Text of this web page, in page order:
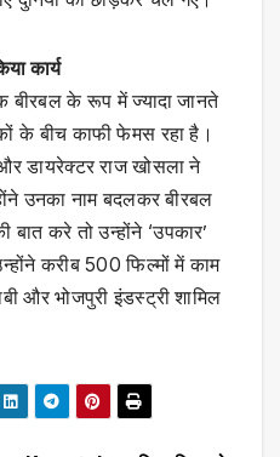
कार्य
बीरबल के रूप में ज्यादा जानते
के बीच काफी फेमस रहा है।
डायरेक्टर राज खोसला ने
उनका नाम बदलकर बीरबल
करे तो उन्होंने ‘उपकार’
करीब 500 फिल्मों में काम
और भोजपुरी इंडस्ट्री शामिल